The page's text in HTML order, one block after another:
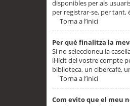
disponibles per als
per registrar-se, per tant,
Torna a l’inici
Per què finalitza la
Si no seleccioneu la
il·lícit del vostre compte
biblioteca, un cibercafè,
Torna a l’inici
Com evito que el meu